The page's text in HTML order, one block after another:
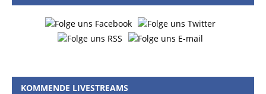
KOMMENDE LIVESTREAMS